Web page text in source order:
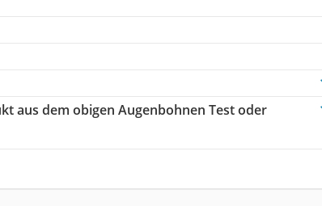
aus dem obigen Augenbohnen Test oder